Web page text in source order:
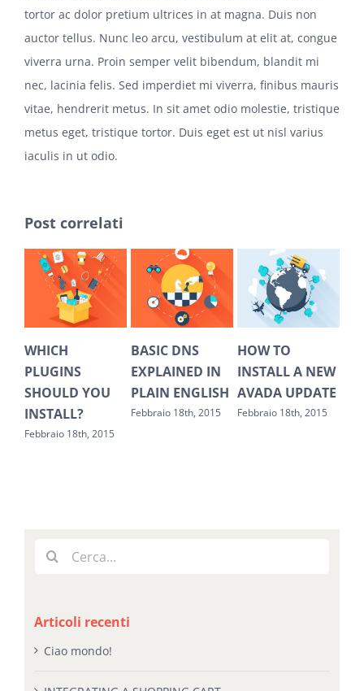
tortor ac dolor pretium ultrices in at magna. Duis non
auctor tellus. Nunc leo arcu, vestibulum at elit at, congue
viverra urna. Proin semper velit bibendum, blandit mi
nec, lacinia felis. Sed imperdiet mi viverra, finibus mauris
vitae, hendrerit metus. In sit amet odio molestie, tristique
metus eget, tristique tortor. Duis eget est ut nisl varius
iaculis in ut odio.
Post correlati
YOU
18th, 2015
BASIC DNS
EXPLAINED IN
PLAIN ENGLISH
Febbraio 18th, 2015
HOW TO
INSTALL A NEW
AVADA UPDATE
Febbraio 18th, 2015
CLEAN
OLD
Febbraio
per:
Articoli recenti